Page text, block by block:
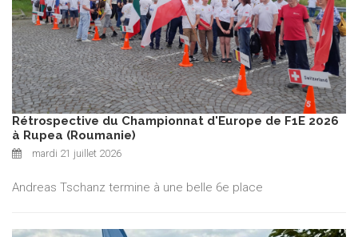
Rétrospective du Championnat d'Europe de F1E 2026
à Rupea (Roumanie)
mardi 21 juillet 2026
Andreas Tschanz termine à une belle 6e place